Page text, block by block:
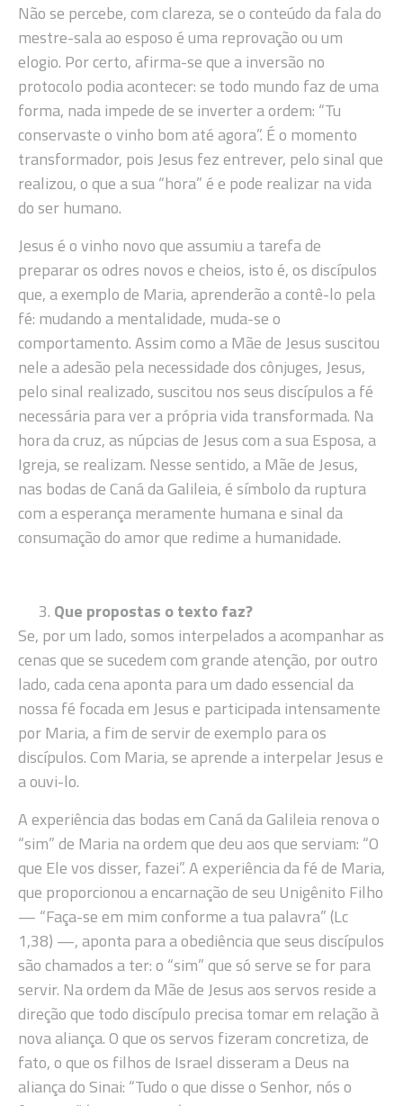
Não se percebe, com clareza, se o conteúdo da fala do
mestre-sala ao esposo é uma reprovação ou um
elogio. Por certo, afirma-se que a inversão no
protocolo podia acontecer: se todo mundo faz de uma
forma, nada impede de se inverter a ordem: “Tu
conservaste o vinho bom até agora”. É o momento
transformador, pois Jesus fez entrever, pelo sinal que
realizou, o que a sua “hora” é e pode realizar na vida
do ser humano.
Jesus é o vinho novo que assumiu a tarefa de
preparar os odres novos e cheios, isto é, os discípulos
que, a exemplo de Maria, aprenderão a contê-lo pela
fé: mudando a mentalidade, muda-se o
comportamento. Assim como a Mãe de Jesus suscitou
nele a adesão pela necessidade dos cônjuges, Jesus,
pelo sinal realizado, suscitou nos seus discípulos a fé
necessária para ver a própria vida transformada. Na
hora da cruz, as núpcias de Jesus com a sua Esposa, a
Igreja, se realizam. Nesse sentido, a Mãe de Jesus,
nas bodas de Caná da Galileia, é símbolo da ruptura
com a esperança meramente humana e sinal da
consumação do amor que redime a humanidade.
Que propostas o texto faz?
Se, por um lado, somos interpelados a acompanhar as
cenas que se sucedem com grande atenção, por outro
lado, cada cena aponta para um dado essencial da
nossa fé focada em Jesus e participada intensamente
por Maria, a fim de servir de exemplo para os
discípulos. Com Maria, se aprende a interpelar Jesus e
a ouvi-lo.
A experiência das bodas em Caná da Galileia renova o
“sim” de Maria na ordem que deu aos que serviam: “O
que Ele vos disser, fazei”. A experiência da fé de Maria,
que proporcionou a encarnação de seu Unigênito Filho
— “Faça-se em mim conforme a tua palavra” (Lc
1,38) —, aponta para a obediência que seus discípulos
são chamados a ter: o “sim” que só serve se for para
servir. Na ordem da Mãe de Jesus aos servos reside a
direção que todo discípulo precisa tomar em relação à
nova aliança. O que os servos fizeram concretiza, de
fato, o que os filhos de Israel disseram a Deus na
aliança do Sinai: “Tudo o que disse o Senhor, nós o